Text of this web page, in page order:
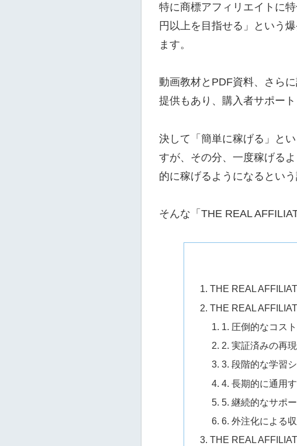
特に商標アフィリエイトに
円以上を目指せる」という
ます。
動画教材とPDF資料、さら
提供もあり、購入者サポー
決して「簡単に稼げる」と
すが、その分、一度稼げる
的に稼げるようになるという
そんな「THE REAL
THE REAL
THE REAL
1. 圧倒的なコス
2. 実証済みの再
3. 段階的な学習
4. 長期的に通用
5. 継続的なサポ
6. 外注化による
THE REAL